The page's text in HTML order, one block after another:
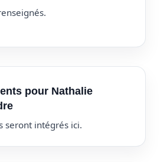
pour Nathalie
seront intégrés ici.